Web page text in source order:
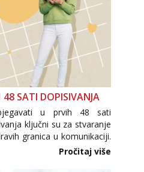
SATI DOPISIVANJA
u prvih 48 sati
ključni su za stvaranje
granica u komunikaciji.
osobnih ili intimnih
još nije zaslužila to
Pročitaj više